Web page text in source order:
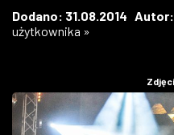
W KINACH
ZDJĘCIA
Dodano: 31.08.2014 Autor:
użytkownika »